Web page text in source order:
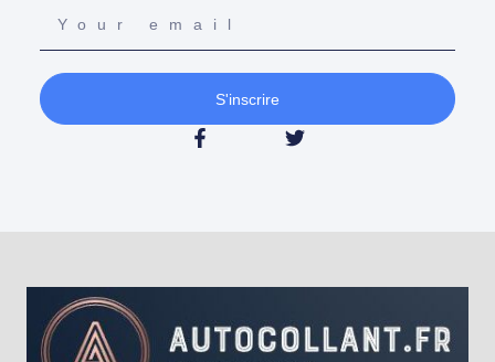
S'inscrire